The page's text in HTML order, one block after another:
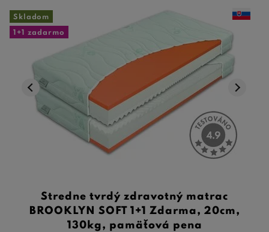
Skladom
1+1 zadarmo
Stredne tvrdý zdravotný matrac
BROOKLYN SOFT 1+1 Zdarma, 20cm,
130kg, pamäťová pena